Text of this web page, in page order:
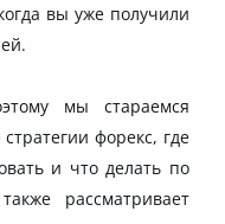
вы уже получили
мы стараемся
форекс, где
и что делать по
рассматривает